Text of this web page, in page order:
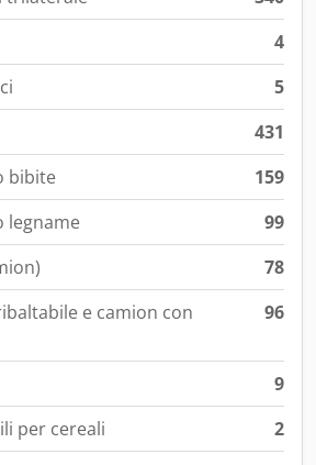
4
5
431
bibite
159
legname
99
78
e camion con
96
9
per cereali
2